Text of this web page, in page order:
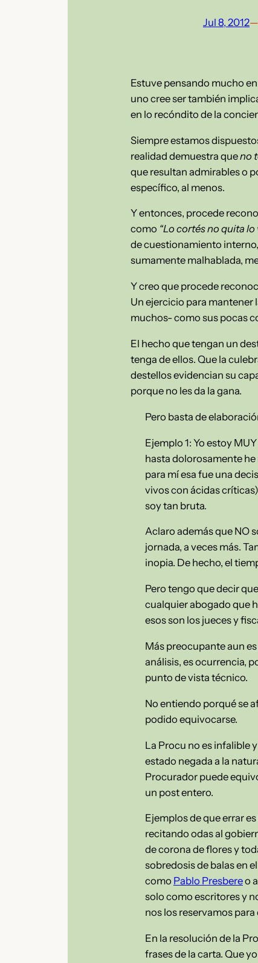
Jul 8, 2012—
Estuve pensando mucho
uno cree ser también
en lo recóndito de la
Siempre estamos
realidad demuestra queno
que resultan admirables o
específico, al menos.
Y entonces, procede
como “Lo cortés no quita lo
de cuestionamiento
sumamente malhablada,
Y creo que procede
Un ejercicio para mantener
muchos- como sus pocas
El hecho que tengan un
tenga de ellos. Que la
destellos evidencian su
porque no les da la gana.
Pero basta de
Ejemplo 1: Yo estoy
hasta dolorosamente
para mí esa fue una
vivos con ácidas
soy tan bruta.
Aclaro además que NO
jornada, a veces más.
inopia. De hecho, el
Pero tengo que decir
cualquier abogado que
esos son los jueces y
Más preocupante aun
análisis, es ocurrencia,
punto de vista técnico.
No entiendo porqué se
podido equivocarse.
La Procu no es infalible
estado negada a la
Procurador puede
un post entero.
Ejemplos de que errar
recitando odas al
de corona de flores y
sobredosis de balas en
como Pablo Presbereo
solo como escritores y
nos los reservamos
En la resolución de la
frases de la carta. Que